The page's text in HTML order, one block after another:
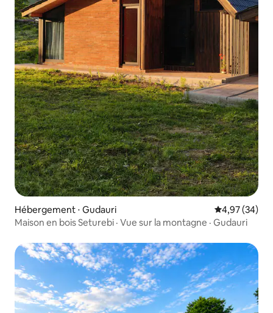
Hébergement ⋅ Gudauri Évaluation
4,97 (34)
Maison en bois Seturebi · Vue sur la montagne · Gudauri